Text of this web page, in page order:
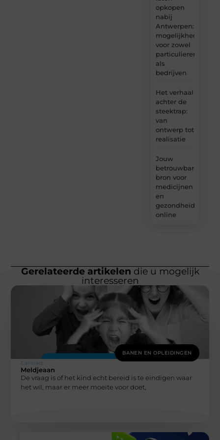
opkopen
nabij
Antwerpen:
mogelijkheden
voor zowel
particulieren
als
bedrijven
Het verhaal
achter de
steektrap:
van
ontwerp tot
realisatie
Jouw
betrouwbare
bron voor
medicijnen
en
online
Gerelateerde artikelen die u mogelijk
interesseren
BANEN EN OPLEIDINGEN
Carlinks
Meldjeaan
De vraag is of het kind echt bereid is te eindigen waar
het wil, maar er meer moeite voor doet,